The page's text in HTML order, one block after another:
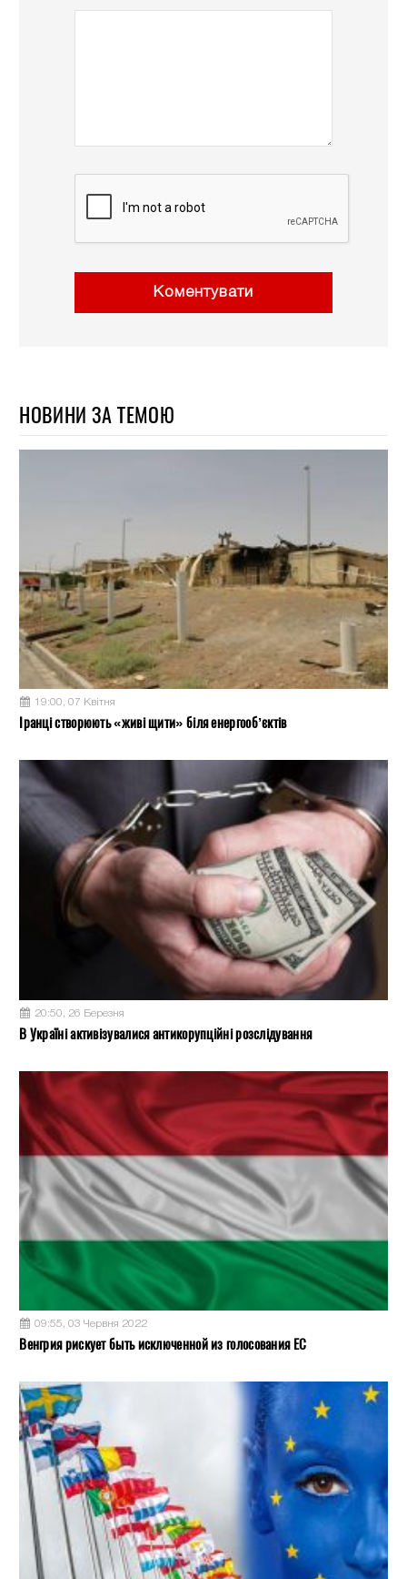
Коментувати
НОВИНИ ЗА ТЕМОЮ
19:00, 07 Квітня
Іранці створюють «живі щити» біля енергооб’єктів
20:50, 26 Березня
В Україні активізувалися антикорупційні розслідування
09:55, 03 Червня 2022
Венгрия рискует быть исключенной из голосования ЕС